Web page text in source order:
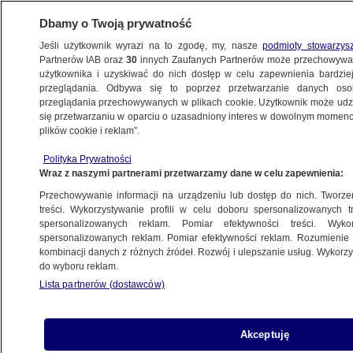
POLSKA
na linii frontu w ciągu dwóch, trzech
godzin
17.04.2025, 20:53
Udostępnij
Dbamy o Twoją prywatność
Jeśli użytkownik wyrazi na to zgodę, my, naszepodmioty
Partnerów IAB oraz30 innych Zaufanych Partnerów może
użytkownika i uzyskiwać do nich dostęp w celu zapewnienia
przeglądania. Odbywa się to poprzez przetwarzanie danych
przeglądania przechowywanych w plikach cookie. Użytkownik może
się przetwarzaniu w oparciu o uzasadniony interes w dowolnym
plików cookie i reklam”.
Polityka Prywatności
Wraz z naszymi partnerami przetwarzamy dane w celu zapewnienia:
Przechowywanie informacji na urządzeniu lub dostęp do nich.
treści. Wykorzystywanie profili w celu doboru spersonalizowanych
spersonalizowanych reklam. Pomiar efektywności treści.
spersonalizowanych reklam. Pomiar efektywności reklam.
kombinacji danych z różnych źródeł. Rozwój i ulepszanie usług.
do wyboru reklam.
Lista partnerów (dostawców)
Akceptuję